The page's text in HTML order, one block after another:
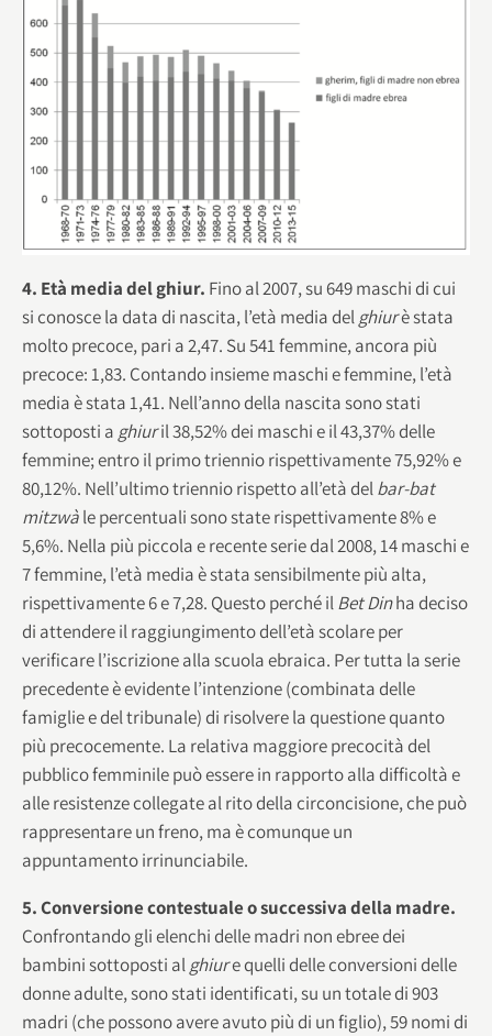
4. Età media del ghiur. Fino al 2007, su 649 maschi di cui
si conosce la data di nascita, l’età media delghiurè stata
molto precoce, pari a 2,47. Su 541 femmine, ancora più
precoce: 1,83. Contando insieme maschi e femmine, l’età
media è stata 1,41. Nell’anno della nascita sono stati
sottoposti a ghiuril 38,52% dei maschi e il 43,37% delle
femmine; entro il primo triennio rispettivamente 75,92% e
80,12%. Nell’ultimo triennio rispetto all’età delbar-bat
mitzwàle percentuali sono state rispettivamente 8% e
5,6%. Nella più piccola e recente serie dal 2008, 14 maschi e
7 femmine, l’età media è stata sensibilmente più alta,
rispettivamente 6 e 7,28. Questo perché ilBet Dinha deciso
di attendere il raggiungimento dell’età scolare per
verificare l’iscrizione alla scuola ebraica. Per tutta la serie
precedente è evidente l’intenzione (combinata delle
famiglie e del tribunale) di risolvere la questione quanto
più precocemente. La relativa maggiore precocità del
pubblico femminile può essere in rapporto alla difficoltà e
alle resistenze collegate al rito della circoncisione, che può
rappresentare un freno, ma è comunque un
appuntamento irrinunciabile.
5. Conversione contestuale o successiva della madre.
Confrontando gli elenchi delle madri non ebree dei
bambini sottoposti alghiure quelli delle conversioni delle
donne adulte, sono stati identificati, su un totale di 903
madri (che possono avere avuto più di un figlio), 59 nomi di